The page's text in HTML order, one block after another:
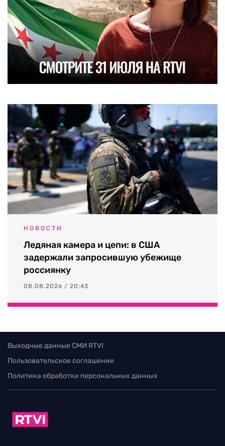
НОВОСТИ
Ледяная камера и цепи: в США
задержали запросившую убежище
россиянку
08.08.2026 / 20:43
Выходные данные СМИ RTVI
Пользовательское соглашение
Политика обработки персональных данных